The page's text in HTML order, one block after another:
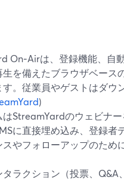
On‑Airは、登録機能、自
生を備えたブラウザベース
す。従業員やゲストはダウ
)
はStreamYardのウェビナ
に直接埋め込み、登録者
やフォローアップのため
ラクション（投票、Q&A